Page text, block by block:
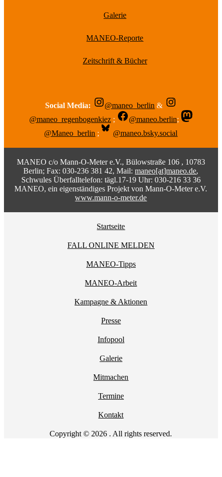
Galerie
MANEO-Reporte
Zeitschrift & Bücher
Social Media: @maneo_berlin &
@maneo_regenbogenkiez ; @maneo.berlin;
@Maneo_berlin ; @maneo.bsky.social
MANEO c/o Mann-O-Meter e.V., Bülowstraße 106 , 10783
Berlin; Fax: 030-236 381 42, Mail:maneo[at]maneo.de,
Schwules Überfalltelefon: tägl.17-19 Uhr: 030-216 33 36
MANEO, ein eigenständiges Projekt von Mann-O-Meter e.V.
www.mann-o-meter.de
Startseite
FALL ONLINE MELDEN
MANEO-Tipps
MANEO-Arbeit
Kampagne & Aktionen
Presse
Infopool
Galerie
Mitmachen
Termine
Kontakt
Copyright © 2026 . All rights reserved.